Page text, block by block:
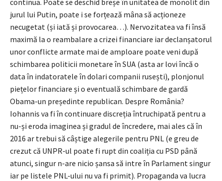
jurul lui Putin, poate i se forțează mâna să acționeze
necugetat (și iată și provocarea…). Nervozitatea va fi însă
maximă la o reambalare a crizei financiare iar declanșatorul
unor conflicte armate mai de amploare poate veni după
schimbarea politicii monetare în SUA (asta ar lovi încă o
data în indatoratele în dolari companii rusești), plonjonul
piețelor financiare și o eventuală schimbare de gardă
Obama-un președinte republican. Despre România?
Iohannis va fi în continuare discreția întruchipată pentru a
nu-și eroda imaginea și gradul de încredere, mai ales că în
2016 ar trebui să câștige alegerile pentru PNL (e greu de
crezut că UNPR-ul poate fi rupt din coaliția cu PSD până
atunci, singur n-are nicio șansa să intre în Parlament singur
iar pe listele PNL-ului nu va fi primit). Propaganda va lucra